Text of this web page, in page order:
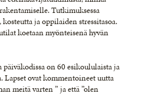
Tutkimuksessa
ja oppilaiden stressitasoa.
koetaan myönteisenä hyvän
päiväkodissa on 60 esikoululaista ja
ovat kommentoineet uutta
meitä varten ” ja että ”olen